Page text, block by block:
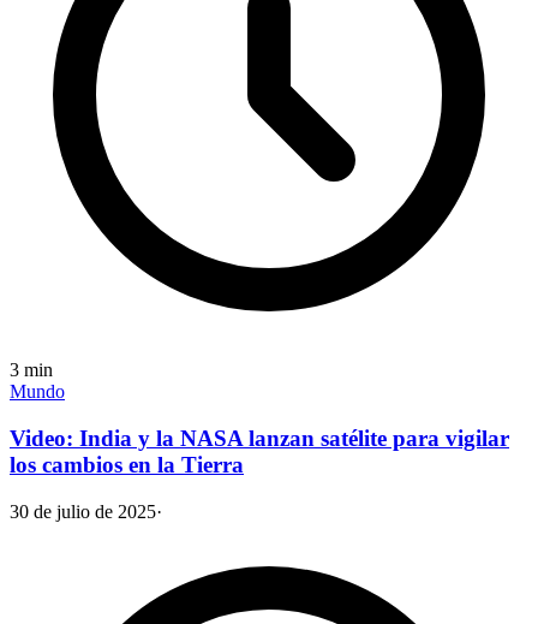
3 min
Mundo
Video: India y la NASA lanzan satélite para vigilar
los cambios en la Tierra
30 de julio de 2025·